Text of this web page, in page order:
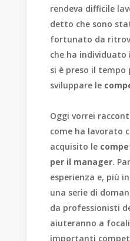
rendeva difficile
detto che sono
fortunato da
che ha
si è preso il tempo
sviluppare le
Oggi vorrei
come ha lavorato
acquisito le
per il manager.
esperienza e, più
una serie di
da professionisti
aiuteranno a
importanti